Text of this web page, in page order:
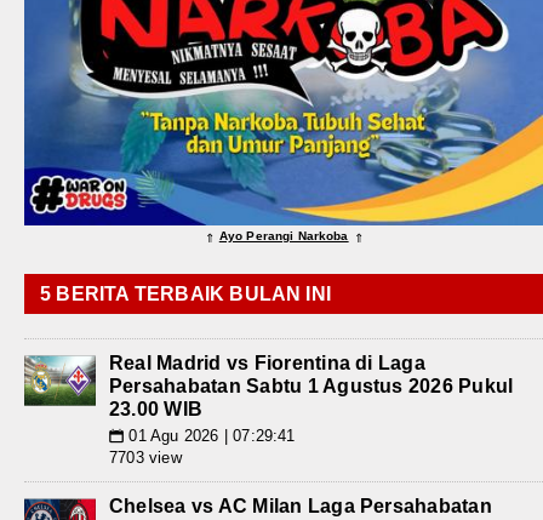
⇑ Ayo Perangi Narkoba ⇑
5 BERITA TERBAIK BULAN INI
Real Madrid vs Fiorentina di Laga
Persahabatan Sabtu 1 Agustus 2026 Pukul
23.00 WIB
📅 01 Agu 2026 | 07:29:41
7703 view
Chelsea vs AC Milan Laga Persahabatan